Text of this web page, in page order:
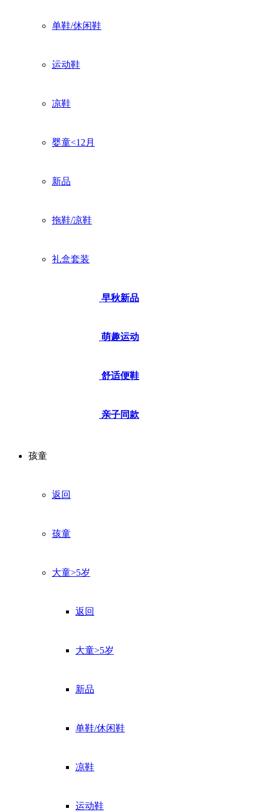
单鞋/休闲鞋
运动鞋
凉鞋
婴童<12月
新品
拖鞋/凉鞋
礼盒套装
早秋新品
萌趣运动
舒适便鞋
亲子同款
孩童
返回
孩童
大童>5岁
返回
大童>5岁
新品
单鞋/休闲鞋
凉鞋
运动鞋